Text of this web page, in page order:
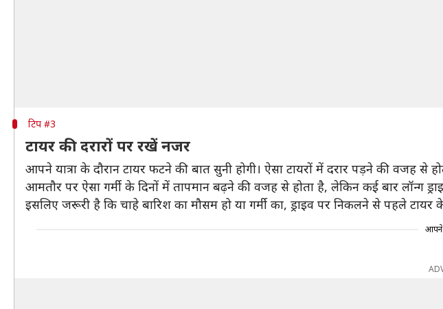
टिप #3
टायर की दरारों पर रखें नजर
आपने यात्रा के दौरान टायर फटने की बात सुनी होगी। ऐसा टायरों में दरार पड़ने की वजह से
आमतौर पर ऐसा गर्मी के दिनों में तापमान बढ़ने की वजह से होता है, लेकिन कई बार लॉन्ग
इसलिए जरूरी है कि चाहे बारिश का मौसम हो या गर्मी का, ड्राइव पर निकलने से पहले
आपने